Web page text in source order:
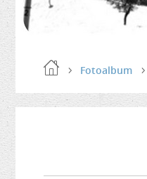
Fotoalbum